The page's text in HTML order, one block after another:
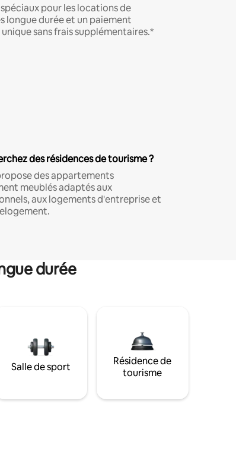
pour les locations de
longue durée et un paiement
unique sans frais supplémentaires.*
des résidences de tourisme ?
des appartements
meublés adaptés aux
aux logements d'entreprise et
durée
Salle de sport
Résidence de
tourisme